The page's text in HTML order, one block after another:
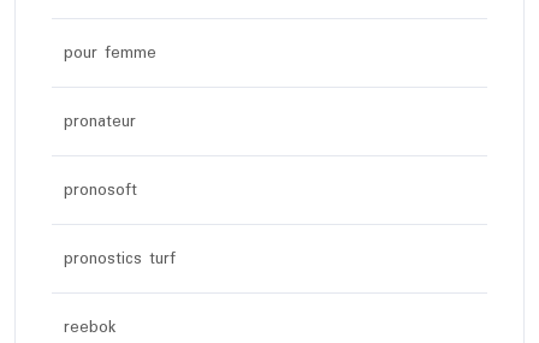
pour femme
pronateur
pronosoft
pronostics turf
reebok